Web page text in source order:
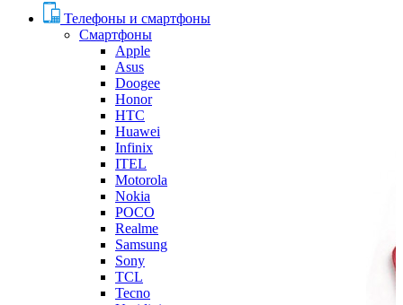
Телефоны и смартфоны
Смартфоны
Apple
Asus
Doogee
Honor
HTC
Huawei
Infinix
ITEL
Motorola
Nokia
POCO
Realme
Samsung
Sony
TCL
Tecno